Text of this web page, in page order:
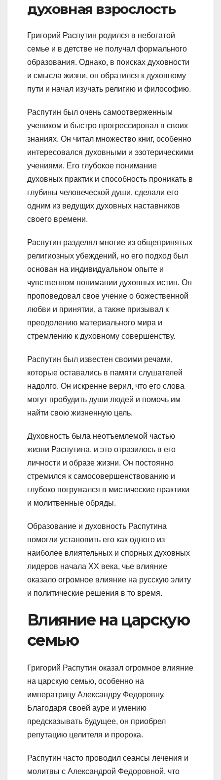
духовная взрослость
Григорий Распутин родился в небогатой
семье и в детстве не получал формального
образования. Однако, в поисках духовности
и смысла жизни, он обратился к духовному
пути и начал изучать религию и философию.
Распутин был очень самоотверженным
учеником и быстро прогрессировал в своих
знаниях. Он читал множество книг, особенно
интересовался духовными и эзотерическими
учениями. Его глубокое понимание
духовных практик и способность проникать в
глубины человеческой души, сделали его
одним из ведущих духовных наставников
своего времени.
Распутин разделял многие из общепринятых
религиозных убеждений, но его подход был
основан на индивидуальном опыте и
чувственном понимании духовных истин. Он
проповедовал свое учение о божественной
любви и принятии, а также призывал к
преодолению материального мира и
стремлению к духовному совершенству.
Распутин был известен своими речами,
которые оставались в памяти слушателей
надолго. Он искренне верил, что его слова
могут пробудить души людей и помочь им
найти свою жизненную цель.
Духовность была неотъемлемой частью
жизни Распутина, и это отразилось в его
личности и образе жизни. Он постоянно
стремился к самосовершенствованию и
глубоко погружался в мистические практики
и молитвенные обряды.
Образование и духовность Распутина
помогли установить его как одного из
наиболее влиятельных и спорных духовных
лидеров начала XX века, чье влияние
оказало огромное влияние на русскую элиту
и политические решения в то время.
Влияние на царскую
семью
Григорий Распутин оказал огромное влияние
на царскую семью, особенно на
императрицу Александру Федоровну.
Благодаря своей ауре и умению
предсказывать будущее, он приобрел
репутацию целителя и пророка.
Распутин часто проводил сеансы лечения и
молитвы с Александрой Федоровной, что